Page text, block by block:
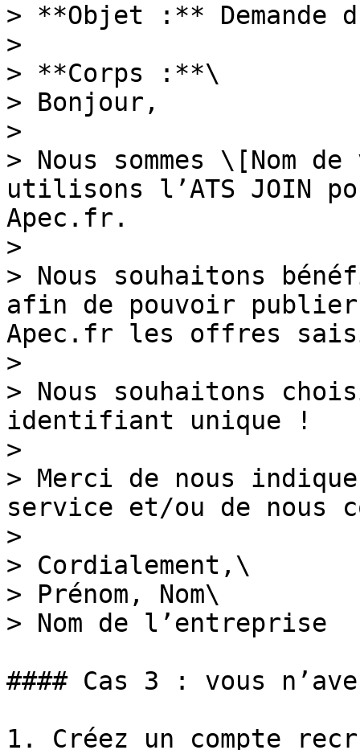
> **Objet :** Demande
>
> **Corps :**\
> Bonjour,
>
> Nous sommes \[Nom
utilisons l’ATS JOIN
Apec.fr.
>
> Nous souhaitons
afin de pouvoir publier
Apec.fr les offres
>
> Nous souhaitons
identifiant unique !
>
> Merci de nous
service et/ou de nous
>
> Cordialement,\
> Prénom, Nom\
> Nom de l’entreprise
#### Cas 3 : vous
1. Créez un compte